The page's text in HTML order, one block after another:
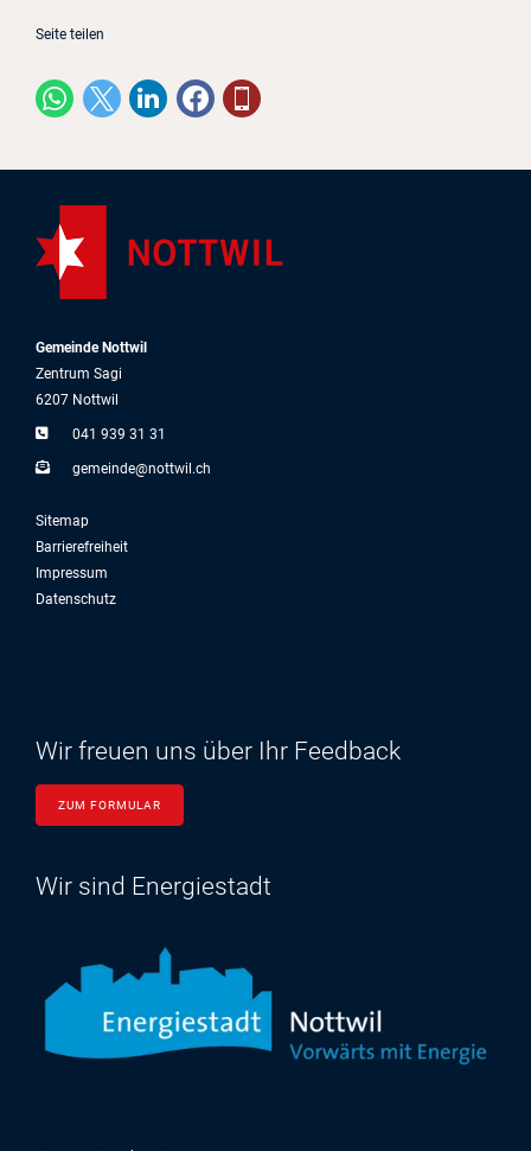
Seite teilen
Gemeinde Nottwil
Zentrum Sagi
6207 Nottwil
041 939 31 31
g m nd n ttw ch
Sitemap
Barrierefreiheit
Impressum
Datenschutz
Wir freuen uns über Ihr Feedback
ZUM FORMULAR
Wir sind Energiestadt